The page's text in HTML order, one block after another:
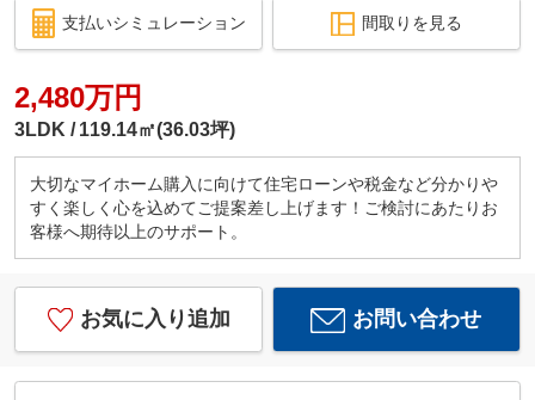
支払いシミュレーション 間取りを見る
2,480万円
3LDK 119.14㎡(36.03坪)
大切なマイホーム購入に向けて住宅ローンや税金など分かりや
すく楽しく心を込めてご提案差し上げます！ご検討にあたりお
客様へ期待以上のサポート。
お気に入り追加 お問い合わせ